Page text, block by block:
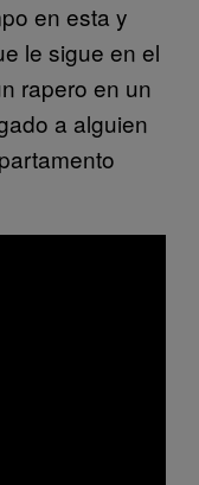
en esta y
le sigue en el
rapero en un
a alguien